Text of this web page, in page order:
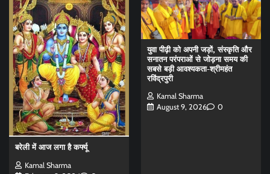
बरेली में आज लगा है कर्फ्यू
Kamal Sharma
युवा पीढ़ी को अपनी जड़ों, संस्कृति और
सनातन परंपराओं से जोड़ना समय की
सबसे बड़ी आवश्यकता-श्रीमहंत
रविंद्रपुरी
Kamal Sharma
August 9, 2026
0